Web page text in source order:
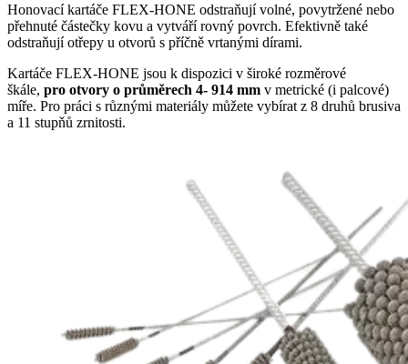
Honovací kartáče FLEX-HONE odstraňují volné, povytržené nebo
přehnuté částečky kovu a vytváří rovný povrch. Efektivně také
odstraňují otřepy u otvorů s příčně vrtanými dírami.
Kartáče FLEX-HONE jsou k dispozici v široké rozměrové
škále, pro otvory o průměrech 4- 914 mm v metrické (i palcové)
míře. Pro práci s různými materiály můžete vybírat z 8 druhů brusiva
a 11 stupňů zrnitosti.